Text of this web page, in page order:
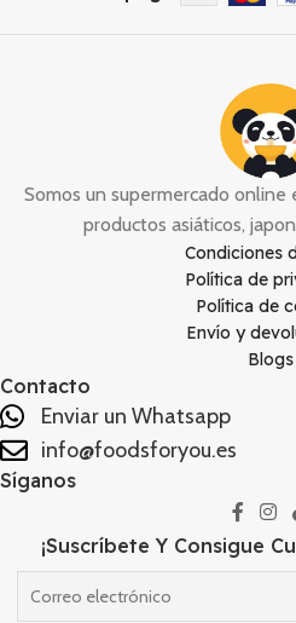
Somos un supermercado
productos asiáticos,
Condiciones
Política de
Política de
Envío y
Blogs
Contacto
Enviar un Whatsapp
info@foodsforyou.es
Síganos
¡Suscríbete Y Consigue